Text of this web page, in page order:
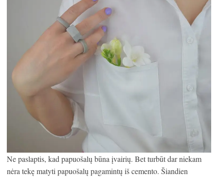
Ne paslaptis, kad papuošalų būna įvairių. Bet turbūt dar niekam
nėra tekę matyti papuošalų pagamintų iš cemento. Šiandien